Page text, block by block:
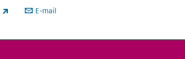
E-mail